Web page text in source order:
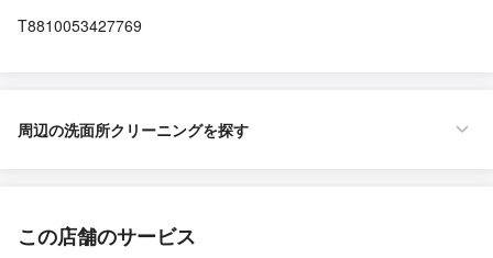
T8810053427769
周辺の洗面所クリーニングを探す
この店舗のサービス